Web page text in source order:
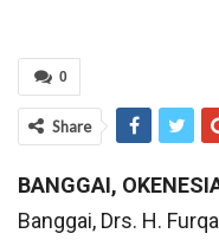
0
Share
BANGGAI,
Banggai, Drs. H.